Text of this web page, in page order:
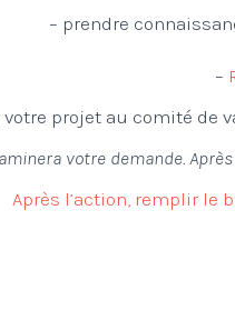
– prendre
–
votre projet au comité de
votre demande.
Après l’action, remplir le